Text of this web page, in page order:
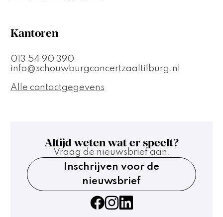
Kantoren
013 54 90 390
info@schouwburgconcertzaaltilburg.nl
Alle contactgegevens
Altijd weten wat er speelt?
Vraag de nieuwsbrief aan.
Inschrijven voor de
nieuwsbrief